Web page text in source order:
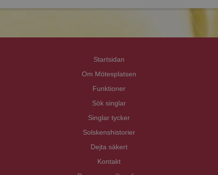
Startsidan
Om Mötesplatsen
Funktioner
Sök singlar
Singlar tycker
Solskenshistorier
Dejta säkert
Kontakt